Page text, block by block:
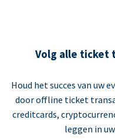
Volg alle ticket
Houd het succes van uw
door offline ticket
creditcards,
leggen in